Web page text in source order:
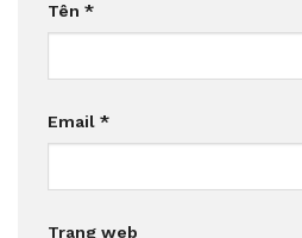
Tên *
Email *
Trang web